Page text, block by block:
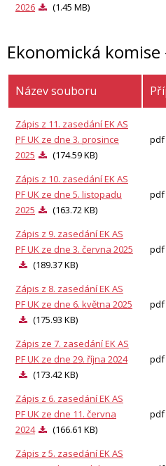
2026
(1.45 MB)
Ekonomická
Název souboru
Zápis z 11. zasedání EK AS
PF UK ze dne 3. prosince
2025
(174.59 KB)
pdf
Zápis z 10. zasedání EK AS
PF UK ze dne 5. listopadu
2025
(163.72 KB)
pdf
Zápis z 9. zasedání EK AS
PF UK ze dne 3. června 2025
(189.37 KB)
pdf
Zápis z 8. zasedání EK AS
PF UK ze dne 6. května 2025
(175.93 KB)
pdf
Zápis ze 7. zasedání EK AS
PF UK ze dne 29. října 2024
(173.42 KB)
pdf
Zápis z 6. zasedání EK AS
PF UK ze dne 11. června
2024
(166.61 KB)
pdf
Zápis z 5. zasedání EK AS